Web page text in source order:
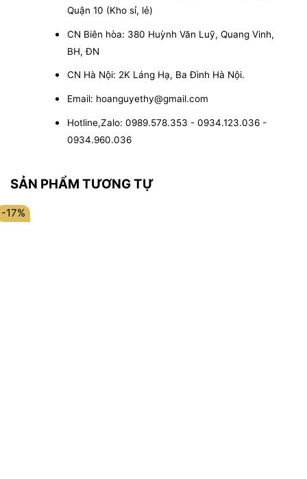
Quận 10 (Kho sỉ, lẻ)
CN Biên hòa: 380 Huỳnh Văn Luỹ, Quang Vinh,
BH, ĐN
CN Hà Nội: 2K Láng Hạ, Ba Đình Hà Nội.
Email: hoanguyethy@gmail.com
Hotline,Zalo: 0989.578.353 - 0934.123.036 -
0934.960.036
SẢN PHẨM TƯƠNG TỰ
-17%